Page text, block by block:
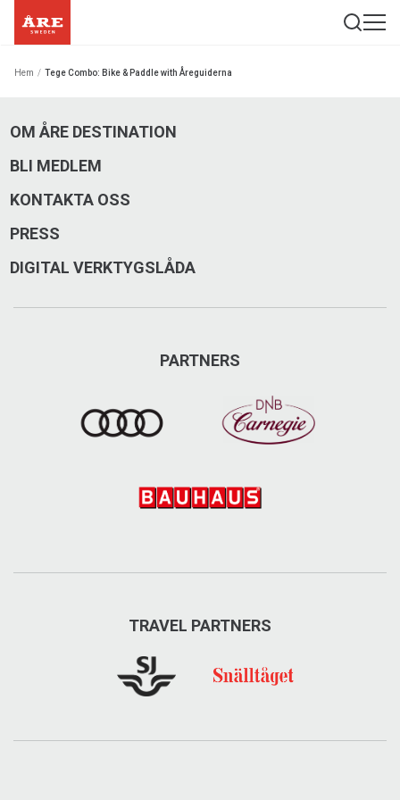
Hem / Tege Combo: Bike & Paddle with Åreguiderna
OM ÅRE DESTINATION
BLI MEDLEM
KONTAKTA OSS
PRESS
DIGITAL VERKTYGSLÅDA
PARTNERS
TRAVEL PARTNERS